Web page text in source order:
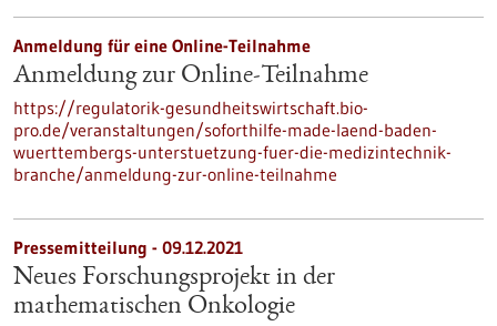
Anmeldung für eine Online-Teilnahme
Anmeldung zur Online-Teilnahme
https://regulatorik-gesundheitswirtschaft.bio-
pro.de/veranstaltungen/soforthilfe-made-laend-baden-
wuerttembergs-unterstuetzung-fuer-die-medizintechnik-
branche/anmeldung-zur-online-teilnahme
Pressemitteilung - 09.12.2021
Neues Forschungsprojekt in der
mathematischen Onkologie